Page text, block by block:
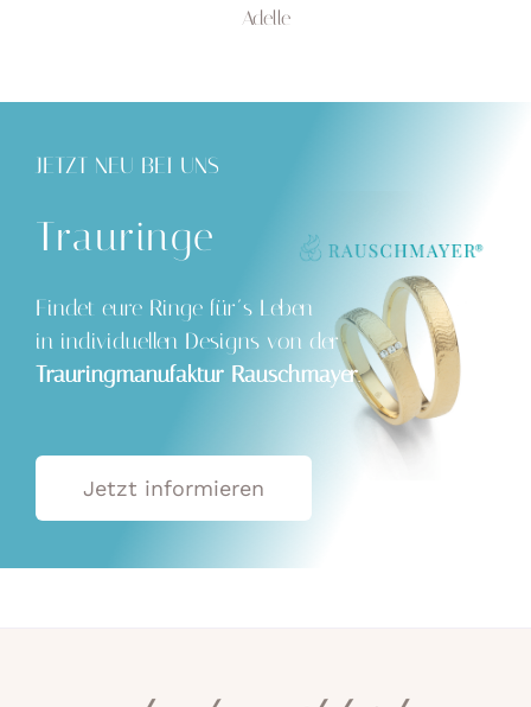
Adelle
JETZT NEU BEI UNS
Trauringe
Findet eure Ringe für´s Leben
in individuellen Designs von der
Trauringmanufaktur Rauschmayer.
Jetzt informieren